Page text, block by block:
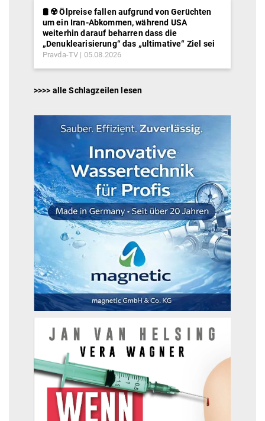
🛢️ ☢️ Ölpreise fallen aufgrund von Gerüchten
um ein Iran-Abkommen, während USA
weiterhin darauf beharren dass die
„Denuklearisierung“ das „ultimative“ Ziel sei
Pravda-TV 05.08.2026
>>>> alle Schlagzeilen lesen